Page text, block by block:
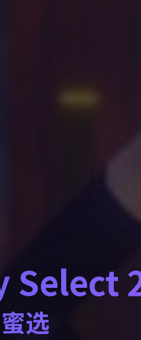
Select
蜜选